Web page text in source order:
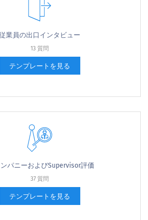
業員の出口インタビュー
13 質問
テンプレートを見る
ンパニーおよびSupervisor評価
37 質問
テンプレートを見る